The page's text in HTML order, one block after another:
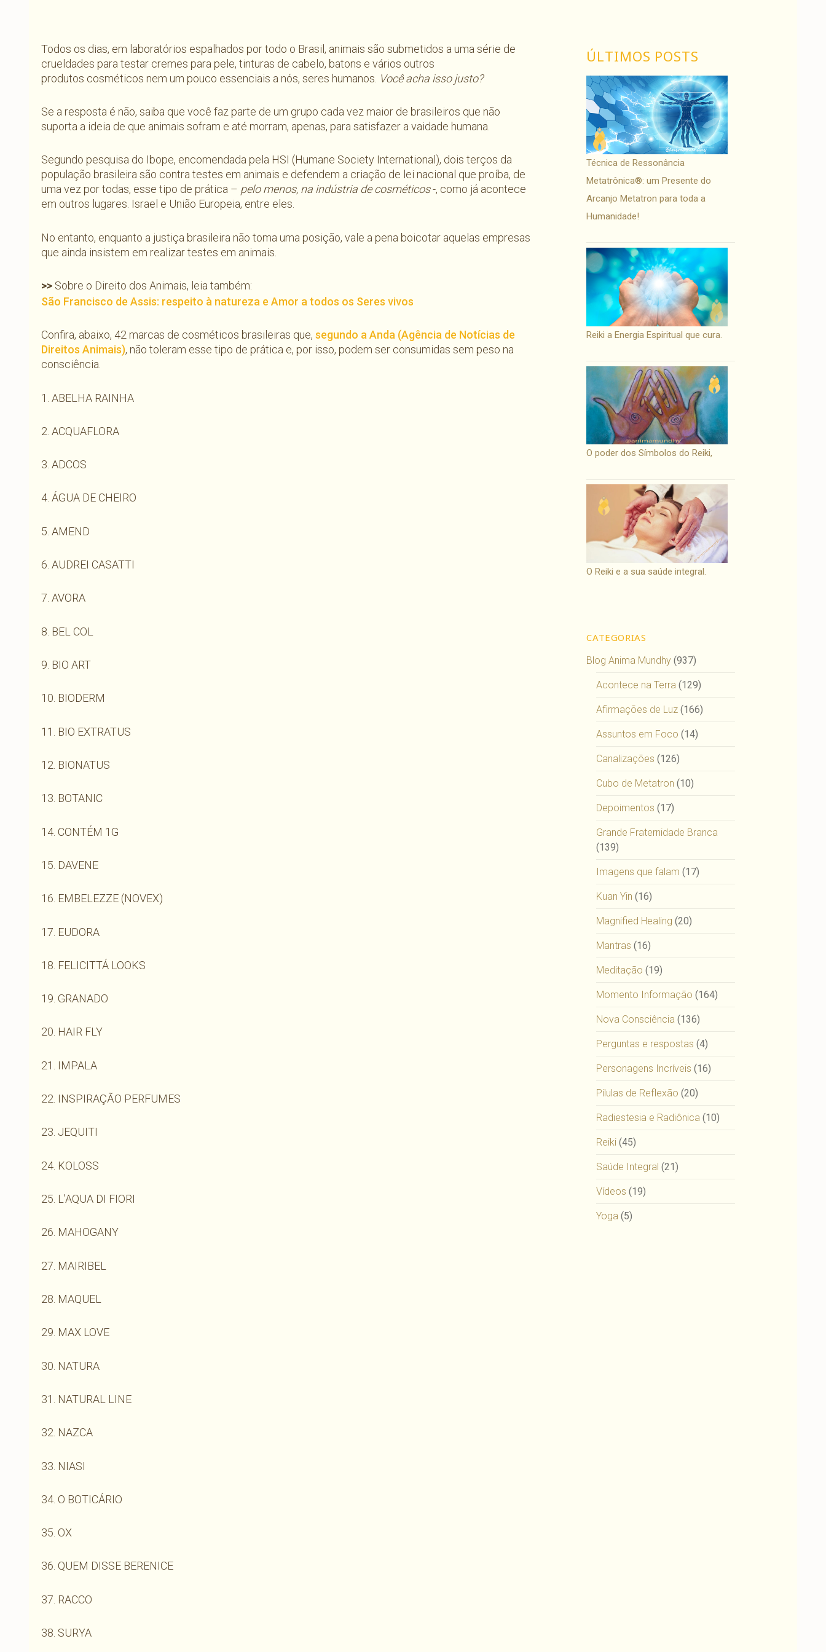
Todos os dias, em laboratórios espalhados por todo o Brasil, animais são submetidos a uma série de
crueldades para testar cremes para pele, tinturas de cabelo, batons e vários outros
produtos cosméticos nem um pouco essenciais a nós, seres humanos. Você acha isso justo?
Se a resposta é não, saiba que você faz parte de um grupo cada vez maior de brasileiros que não
suporta a ideia de que animais sofram e até morram, apenas, para satisfazer a vaidade humana.
Segundo pesquisa do Ibope, encomendada pela HSI (Humane Society International), dois terços da
população brasileira são contra testes em animais e defendem a criação de lei nacional que proíba, de
uma vez por todas, esse tipo de prática – pelo menos, na indústria de cosméticos-, como já acontece
em outros lugares. Israel e União Europeia, entre eles.
No entanto, enquanto a justiça brasileira não toma uma posição, vale a pena boicotar aquelas empresas
que ainda insistem em realizar testes em animais.
>> Sobre o Direito dos Animais, leia também:
São Francisco de Assis: respeito à natureza e Amor a todos os Seres vivos
Confira, abaixo, 42 marcas de cosméticos brasileiras que, segundo a Anda (Agência de Notícias de
Direitos Animais), não toleram esse tipo de prática e, por isso, podem ser consumidas sem peso na
consciência.
1. ABELHA RAINHA
2. ACQUAFLORA
3. ADCOS
4. ÁGUA DE CHEIRO
5. AMEND
6. AUDREI CASATTI
7. AVORA
8. BEL COL
9. BIO ART
10. BIODERM
11. BIO EXTRATUS
12. BIONATUS
13. BOTANIC
14. CONTÉM 1G
15. DAVENE
16. EMBELEZZE (NOVEX)
17. EUDORA
18. FELICITTÁ LOOKS
19. GRANADO
20. HAIR FLY
21. IMPALA
22. INSPIRAÇÃO PERFUMES
23. JEQUITI
24. KOLOSS
25. L’AQUA DI FIORI
26. MAHOGANY
27. MAIRIBEL
28. MAQUEL
29. MAX LOVE
30. NATURA
31. NATURAL LINE
32. NAZCA
33. NIASI
34. O BOTICÁRIO
35. OX
36. QUEM DISSE BERENICE
37. RACCO
38. SURYA
ÚLTIMOS POSTS
Técnica de Ressonância
Metatrônica®: um Presente do
Arcanjo Metatron para toda a
Humanidade!
Reiki a Energia Espiritual que cura.
O poder dos Símbolos do Reiki,
O Reiki e a sua saúde integral.
CATEGORIAS
Blog Anima Mundhy (937)
Acontece na Terra (129)
Afirmações de Luz (166)
Assuntos em Foco (14)
Canalizações (126)
Cubo de Metatron (10)
Depoimentos (17)
Grande Fraternidade Branca
(139)
Imagens que falam (17)
Kuan Yin (16)
Magnified Healing (20)
Mantras (16)
Meditação (19)
Momento Informação (164)
Nova Consciência (136)
Perguntas e respostas (4)
Personagens Incríveis (16)
Pílulas de Reflexão (20)
Radiestesia e Radiônica (10)
Reiki (45)
Saúde Integral (21)
Vídeos (19)
Yoga (5)